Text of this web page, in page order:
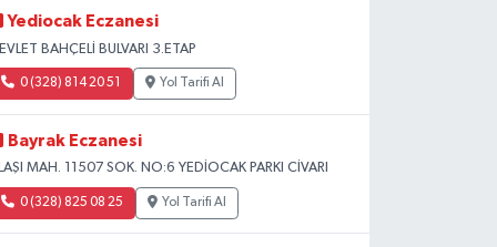
Yediocak Eczanesi
BAHÇELİ BULVARI 3.ETAP
0 (328) 814 20 51 Yol Tarifi Al
Bayrak Eczanesi
MAH. 11507 SOK. NO:6 YEDİOCAK PARKI CİVARI
0 (328) 825 08 25 Yol Tarifi Al